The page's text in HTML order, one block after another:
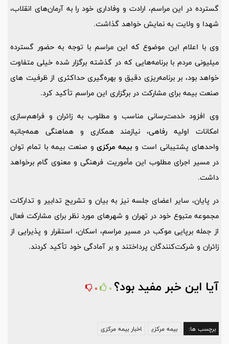
گسترده در این مراسم، ارادت و وفاداری خود را به آرمان‌های انقلاب،
شهدا و ولایت به نمایش خواهد گذاشت.
وی با اعلام این موضوع که این مراسم با توجه به حضور گسترده
میلیونی مردم با برنامه‌هایی که در گذشته برگزار شده خیلی متفاوت
خواهد بود، بر برنامه‌ریزی دقیق و بهره‌گیری حداکثری از ظرفیت‌ های
صنعت بیمه برای مشارکت در برگزاری این مراسم تأکید کرد.
وی افزود خدمت‌رسانی مناسب و مطلوب به زائران و فراهم‌سازی
امکانات اولیه رفاهی، نیازمند همکاری و هماهنگی همه‌جانبه
واحدهای پشتیبانی است و بیمه مرکزیو صنعت بیمه با تمام توان
در مسیر اجرای مطلوب این مأموریت فرهنگی و معنوی گام برخواهد
داشت.
در پایان، سایر اعضای جلسه نیز به بیان و تشریح تدابیر و تدارکات
مجموعه متبوع خود در تهران و شهرهای مورد نظر برای مشارکت فعال
از جمله برپایی موکب در مسیر مراسم، اسکان، استقرار و پذیرایی از
زائران و شرکت‌کنندگان پرداختند و بر آمادگی خود تأکید کردند.
آیا این خبر مفید بود؟ 0
0
برچسب ها: بیمه مرکزی اخبار بیمه مرکزی